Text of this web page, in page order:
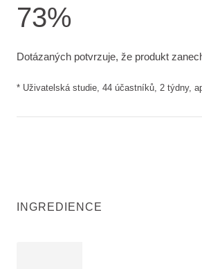
73%
Dotázaných potvrzuje, že produkt
* Uživatelská studie, 44 účastníků, 2 týdny,
INGREDIENCE